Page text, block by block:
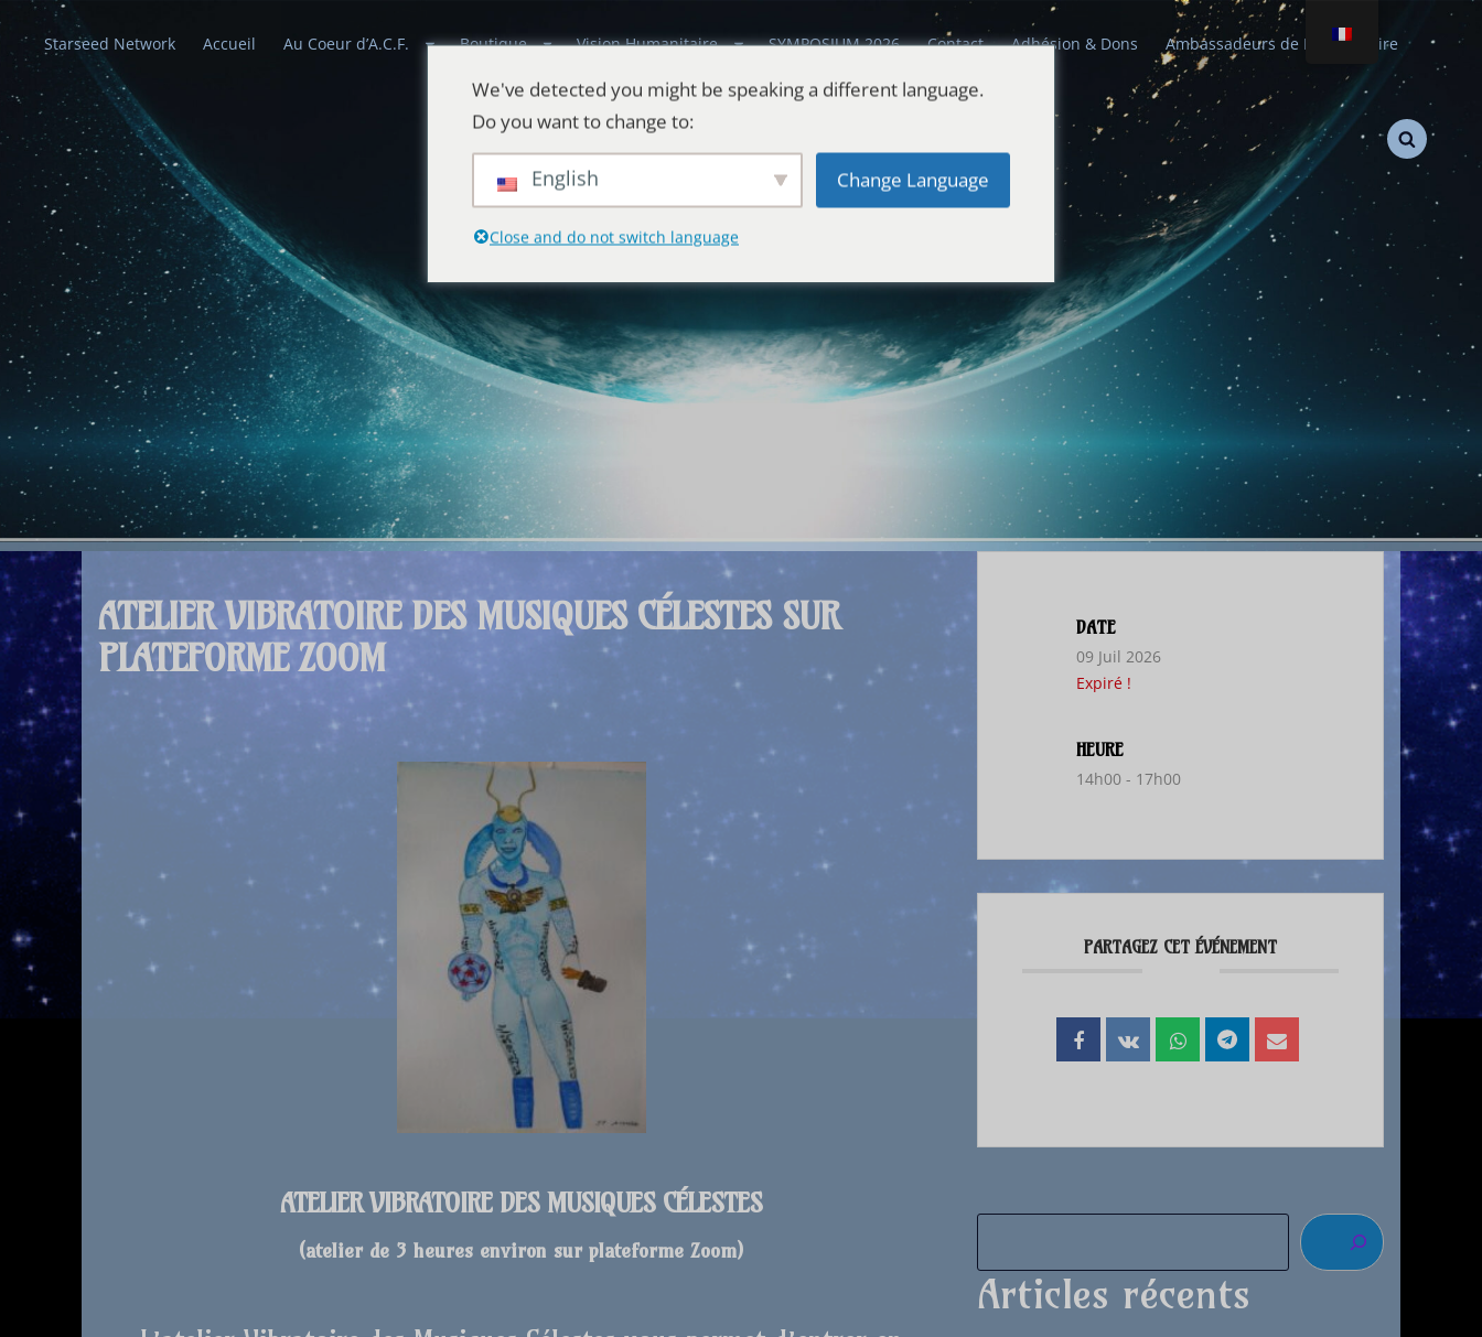
Starseed Network Accueil Au Coeur d’A.C.F. Boutique Vision Humanitaire SYMPOSIUM 2026 Contact Adhésion & Dons Ambassadeurs de Paix Stellaire
Alliances Célestes
Que la paix prévale sur la Terre et dans l'Univers
ATELIER VIBRATOIRE DES MUSIQUES CÉLESTES SUR
PLATEFORME ZOOM
ATELIER VIBRATOIRE DES MUSIQUES CÉLESTES
(atelier de 3 heures environ sur plateforme Zoom)
DATE
09 Juil 2026
Expiré !
HEURE
14h00 - 17h00
PARTAGEZ CET ÉVÉNEMENT
Articles récents
We've detected you might be speaking a different language.
Do you want to change to:
English Change Language
Close and do not switch language